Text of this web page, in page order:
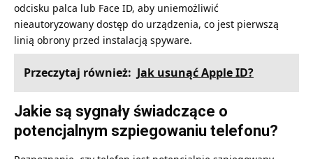
odcisku palca lub Face ID, aby uniemożliwić
nieautoryzowany dostęp do urządzenia, co jest pierwszą
linią obrony przed instalacją spyware.
Przeczytaj również: Jak usunąć Apple ID?
Jakie są sygnały świadczące o
potencjalnym szpiegowaniu telefonu?